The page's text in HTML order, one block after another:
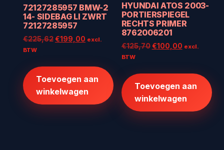
72127285957 BMW-2
14- SIDEBAG LI ZWRT
72127285957
€225,62Oorspronkelijke
€199,00 Huidige
€199,00.
excl.
BTW
Toevoegen aan
winkelwagen
HYUNDAI ATOS 2003-
PORTIERSPIEGEL
RECHTS PRIMER
8762006201
€125,70 Oorspronkelijke
€100,00Huidige
€100,00.
excl.
BTW
Toevoegen aan
winkelwagen